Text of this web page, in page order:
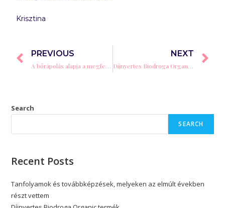
Krisztina
PREVIOUS
A bőrápolás alapja a megfelelő tisztítás!
NEXT
Díjnyertes Biodroga Organic termék
Search
SEARCH
Recent Posts
Tanfolyamok és továbbképzések, melyeken az elmúlt években
részt vettem